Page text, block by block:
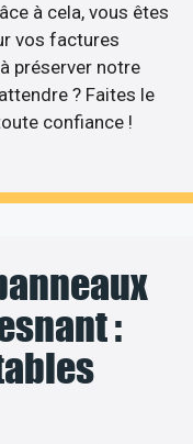
à cela, vous êtes
vos factures
préserver notre
? Faites le
confiance !
: